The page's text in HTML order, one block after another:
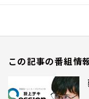
この記事の番組情